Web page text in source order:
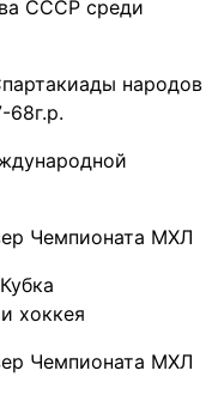
СССР среди
народов
Чемпионата МХЛ
хоккея
Чемпионата МХЛ